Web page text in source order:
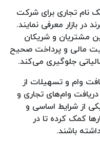
تجاری برای شرکت
در بازار معرفی نمایند.
مشتریان و شریکان
مالی و پرداخت صحیح
جلوگیری می‌کند.
وام و تسهیلات از
وام‌های تجاری و
از شرایط اساسی و
کمک کرده تا در
باشند.